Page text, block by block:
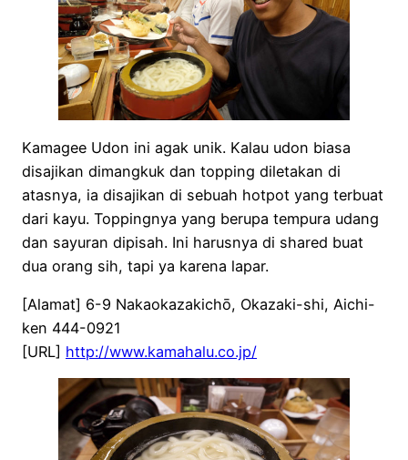
Kamagee Udon ini agak unik. Kalau udon biasa
disajikan dimangkuk dan topping diletakan di
atasnya, ia disajikan di sebuah hotpot yang terbuat
dari kayu. Toppingnya yang berupa tempura udang
dan sayuran dipisah. Ini harusnya di shared buat
dua orang sih, tapi ya karena lapar.
[Alamat] 6-9 Nakaokazakichō, Okazaki-shi, Aichi-
ken 444-0921
[URL] http://www.kamahalu.co.jp/